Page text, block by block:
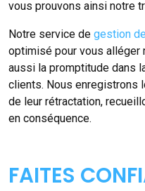
vous prouvons ainsi notre
Notre service de gestion
optimisé pour vous alléger
aussi la promptitude dans
clients. Nous enregistrons
de leur rétractation,
en conséquence.
FAITES